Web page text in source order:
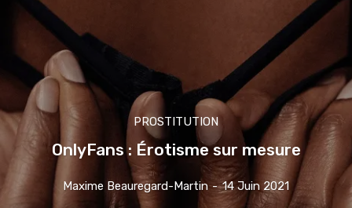
PROSTITUTION
OnlyFans : Érotisme sur mesure
Maxime Beauregard-Martin - 14 Juin 2021